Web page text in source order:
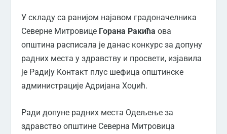
У складу са ранијом најавом градоначелника
Северне Митровице Горана Ракића ова
општина расписала је данас конкурс за допуну
радних места у здравству и просвети, изјавила
је Радију Kонтакт плус шефица општинске
администрације Адријана Хоџић.
Ради допуне радних места Одељење за
здравство општине Северна Митровица